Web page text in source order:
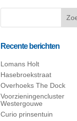
Recente berichten
Lomans Holt
Hasebroekstraat
Overhoeks The Dock
Voorzieningencluster
Westergouwe
Curio prinsentuin